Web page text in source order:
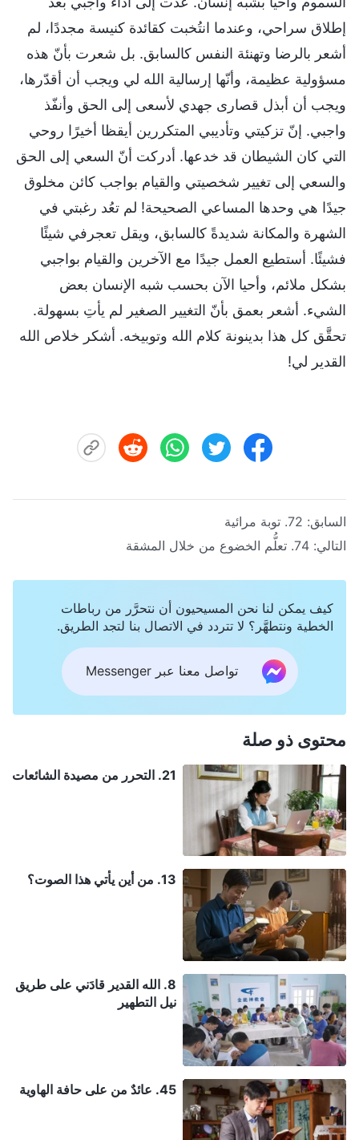
إطلاق سراحي، وعندما انتُخبت كقائدة كنيسة مجددًا، لم
أشعر بالرضا وتهنئة النفس كالسابق. بل شعرت بأنّ هذه
مسؤولية عظيمة، وأنّها إرسالية الله لي ويجب أن أقدّرها،
ويجب أن أبذل قصارى جهدي لأسعى إلى الحق وأنفّذ
واجبي. إنّ تزكيتي وتأديبي المتكررين أيقظا أخيرًا روحي
التي كان الشيطان قد خدعها. أدركت أنّ السعي إلى الحق
والسعي إلى تغيير شخصيتي والقيام بواجب كائن مخلوق
جيدًا هي وحدها المساعي الصحيحة! لم تعُد رغبتي في
الشهرة والمكانة شديدةً كالسابق، ويقل تعجرفي شيئًا
فشيئًا. أستطيع العمل جيدًا مع الآخرين والقيام بواجبي
بشكل ملائم، وأحيا الآن بحسب شبه الإنسان بعض
الشيء. أشعر بعمق بأنّ التغيير الصغير لم يأتِ بسهولة.
تحقَّق كل هذا بدينونة كلام الله وتوبيخه. أشكر خلاص الله
القدير لي!
السابق: 72. توبة مرائية
التالي: 74. تعلُّم الخضوع من خلال المشقة
كيف يمكن لنا نحن المسيحيون أن نتحرَّر من رباطات
الخطية ونتطهَّر؟ لا تتردد في الاتصال بنا لتجد الطريق.
تواصل معنا عبر Messenger
محتوى ذو صلة
21. التحرر من مصيدة الشائعات
13. من أين يأتي هذا الصوت؟
8. الله القدير قادَني على طريق
نيل التطهير
45. عائدٌ من على حافة الهاوية